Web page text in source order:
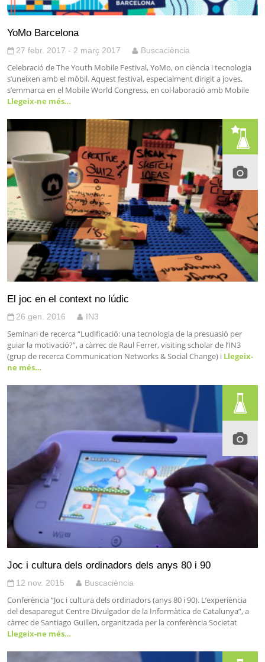
YoMo Barcelona
27 febr. 2017 - 2 març 2017 Buscaciència
Celebració de The Youth Mobile Festival, YoMo, on ciència i tecnologia
s’uneixen amb el mòbil. Aquest festival, especialment dirigit a joves,
s’emmarca en el Mobile World Congress, en col·laboració amb Mobile
Llegeix-ne més…
El joc en el context no lúdic
26 gen. 2016 IN3
Seminari de recerca “Ludificació: una tecnologia de la presuasió per
guiar la motivació?”, a càrrec de Raul Ferrer, visiting scholar de l’IN3
(grup de recerca Communication Networks & Social Change) i Llegeix-
ne més…
Joc i cultura dels ordinadors dels anys 80 i 90
12 nov. 2015 Buscaciència
Conferència “Joc i cultura dels ordinadors (anys 80 i 90). L’experiència
del desaparegut Centre Divulgador de la Informàtica de Catalunya”, a
càrrec de Santiago Guillen, organitzada per la conferència Societat
Llegeix-ne més…